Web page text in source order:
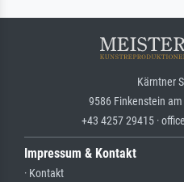
Kärntner
9586 Finkenstein am
+43 4257 29415 ·
Impressum & Kontakt
· Kontakt